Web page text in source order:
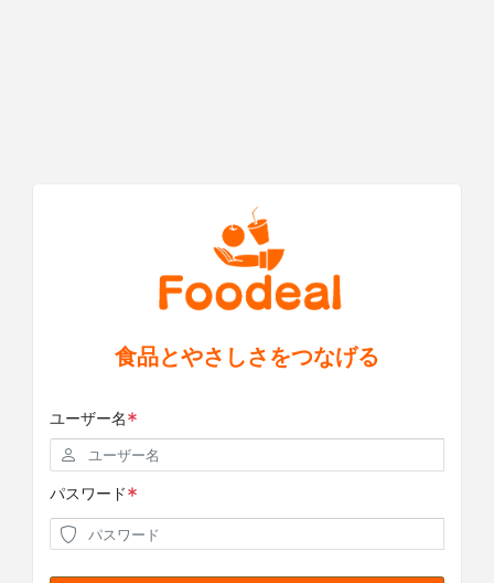
食品とやさしさをつなげる
ユーザー名
パスワード